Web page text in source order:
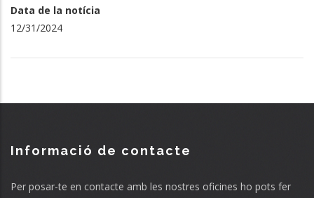
Data de la notícia
12/31/2024
Informació de contacte
Per posar-te en contacte amb les nostres oficines ho pots fer